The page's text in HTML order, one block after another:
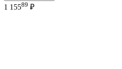
1 15589 ₽